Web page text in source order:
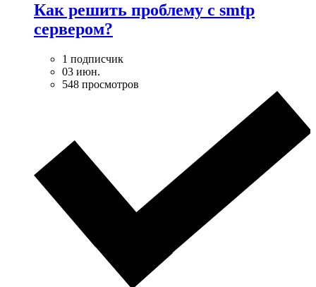
Как решить проблему с smtp
сервером?
1 подписчик
03 июн.
548 просмотров